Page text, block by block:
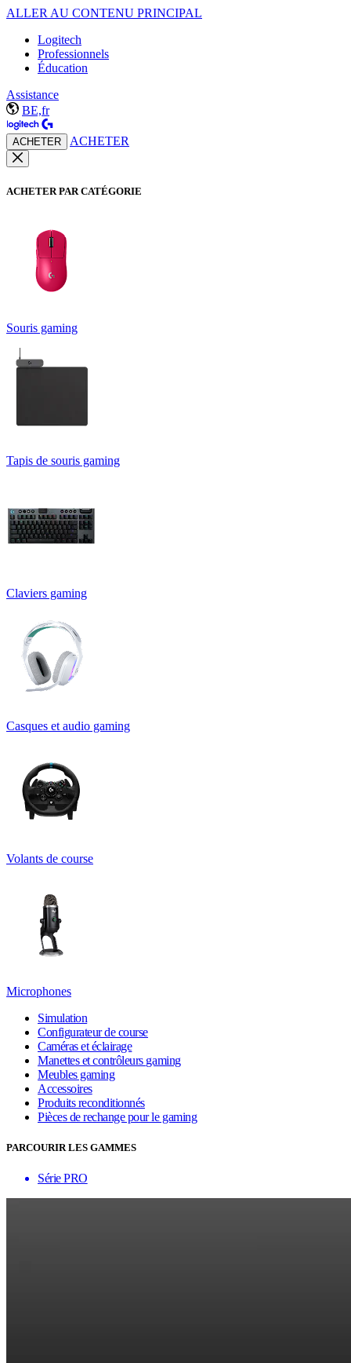
ALLER AU CONTENU PRINCIPAL
Logitech
Professionnels
Éducation
Assistance
BE,fr
ACHETER ACHETER
ACHETER PAR CATÉGORIE
Souris gaming
Tapis de souris gaming
Claviers gaming
Casques et audio gaming
Volants de course
Microphones
Simulation
Configurateur de course
Caméras et éclairage
Manettes et contrôleurs gaming
Meubles gaming
Accessoires
Produits reconditionnés
Pièces de rechange pour le gaming
PARCOURIR LES GAMMES
Série PRO